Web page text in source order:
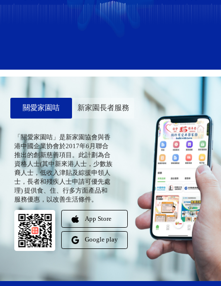
關愛家園咭 新家園長者服務
「關愛家園咭」是新家園協會與香
港中國企業协會於2017年6月聯合
推出的創新慈善項目。此計劃為合
資格人士(其中新來港人士，少數族
裔人士，低收入津貼及綜援申領人
士，長者和殘疾人士申請可優先處
理) 提供食、住、行多方面產品和
服務優惠，以改善生活條件。
App Store
Google play